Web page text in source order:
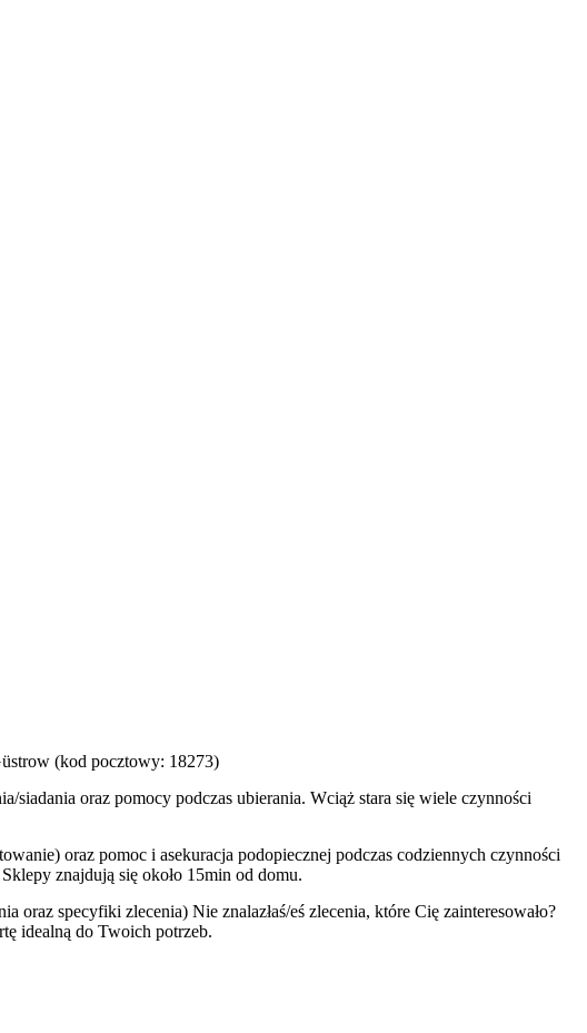
(kod pocztowy: 18273)
siadania oraz pomocy podczas ubierania. Wciąż stara się wiele czynności
oraz pomoc i asekuracja podopiecznej podczas codziennych czynności
znajdują się około 15min od domu.
specyfiki zlecenia) Nie znalazłaś/eś zlecenia, które Cię zainteresowało?
idealną do Twoich potrzeb.